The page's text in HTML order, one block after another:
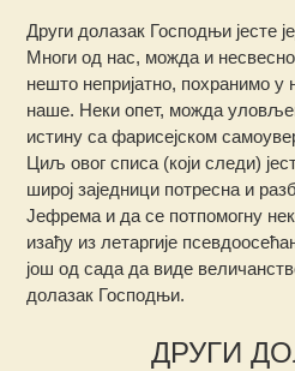
Други долазак Господњи јесте
Многи од нас, можда и
нешто непријатно, похранимо
наше. Неки опет, можда
истину са фарисејском
Циљ овог списа (који следи)
широј заједници потресна и
Јефрема и да се потпомогну
изађу из летаргије
још од сада да виде
долазак Господњи.
ДРУГИ